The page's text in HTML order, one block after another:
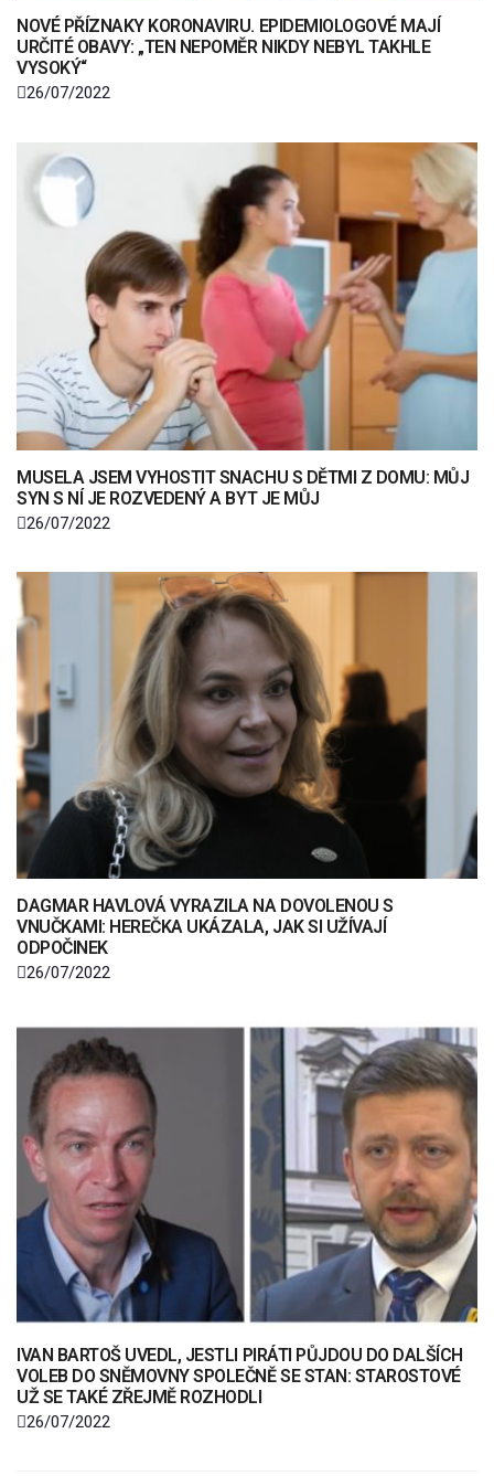
NOVÉ PŘÍZNAKY KORONAVIRU. EPIDEMIOLOGOVÉ MAJÍ
URČITÉ OBAVY: „TEN NEPOMĚR NIKDY NEBYL TAKHLE
VYSOKÝ“
26/07/2022
MUSELA JSEM VYHOSTIT SNACHU S DĚTMI Z DOMU: MŮJ
SYN S NÍ JE ROZVEDENÝ A BYT JE MŮJ
26/07/2022
DAGMAR HAVLOVÁ VYRAZILA NA DOVOLENOU S
VNUČKAMI: HEREČKA UKÁZALA, JAK SI UŽÍVAJÍ
ODPOČINEK
26/07/2022
IVAN BARTOŠ UVEDL, JESTLI PIRÁTI PŮJDOU DO DALŠÍCH
VOLEB DO SNĚMOVNY SPOLEČNĚ SE STAN: STAROSTOVÉ
UŽ SE TAKÉ ZŘEJMĚ ROZHODLI
26/07/2022